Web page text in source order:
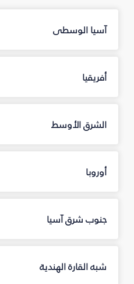
آسيا الوسطى
أفريقيا
الشرق الأوسط
أوروبا
جنوب شرق آسيا
شبه القارة الهندية